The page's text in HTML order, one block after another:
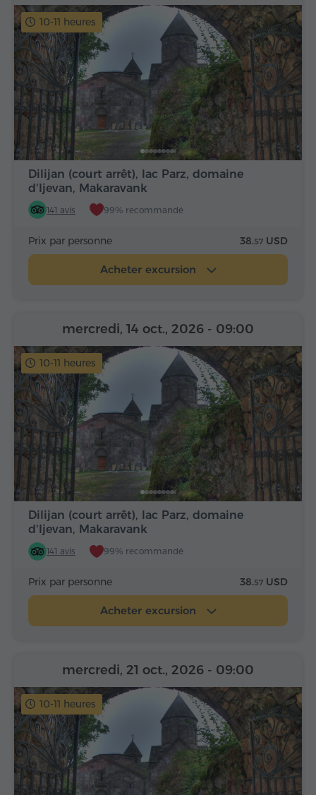
10-11 heures
Dilijan (court arrêt), lac Parz, domaine
d'Ijevan, Makaravank
141 avis 99% recommandé
Prix par personne 38.57 USD
Acheter excursion
10-11 heures
Dilijan (court arrêt), lac Parz, domaine
d'Ijevan, Makaravank
141 avis 99% recommandé
mercredi, 14 oct., 2026 - 09:00
Prix par personne 38.57 USD
Acheter excursion
10-11 heures
mercredi, 21 oct., 2026 - 09:00